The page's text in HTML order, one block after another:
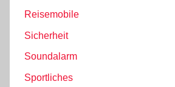
Reisemobile
Sicherheit
Soundalarm
Sportliches